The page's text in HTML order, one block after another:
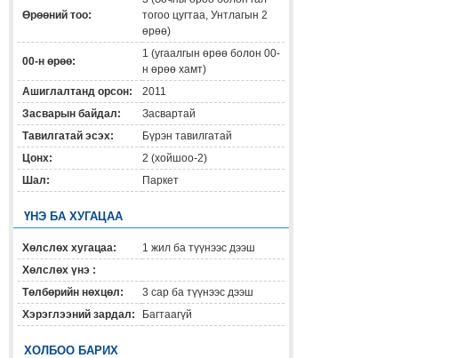
Өрөөний тоо:
тогоо цугтаа, Унтлагын 2
өрөө)
00-н өрөө:
1 (угаалгын өрөө болон 00-
н өрөө хамт)
Ашиглалтанд орсон:
2011
Засварын байдал:
Засвартай
Тавилгатай эсэх:
Бүрэн тавилгатай
Цонх:
2 (хойшоо-2)
Шал:
Паркет
ҮНЭ БА ХУГАЦАА
Хөлслөх хугацаа:
1 жил ба түүнээс дээш
Хөлслөх үнэ :
Төлбөрийн нөхцөл:
3 сар ба түүнээс дээш
Хэрэглээний зардал:
Багтаагүй
ХОЛБОО БАРИХ